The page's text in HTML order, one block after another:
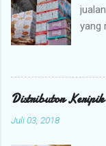
yang
Distributor Keripik
Juli 03, 2018